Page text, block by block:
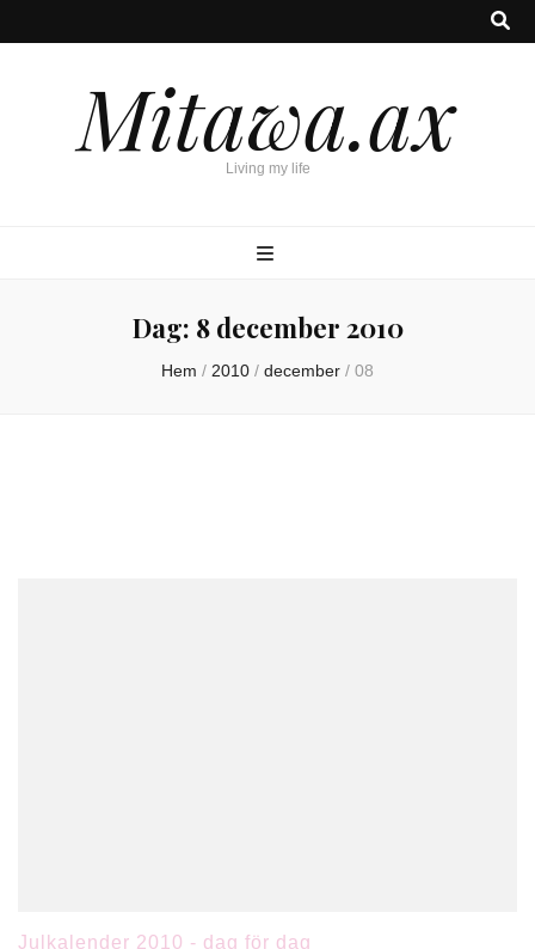
Mitawa.ax
Living my life
Dag: 8 december 2010
Hem / 2010 / december / 08
Julkalender 2010 - dag för dag